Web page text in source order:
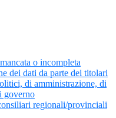
o incompleta
dei dati da parte dei titolari
di amministrazione, di
governo
regionali/provinciali